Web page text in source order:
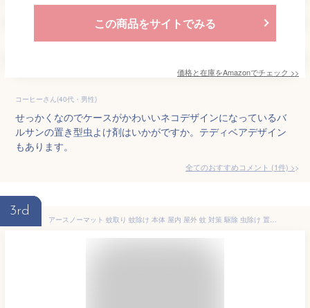
この商品をサイトでみる
価格と在庫をAmazonでチェック >>
コーヒーさん(40代・男性)
せっかくなのでケースがかわいいネコデザインになっているバ
ルサンの置き型虫よけ剤はいかがですか。テディベアデザイン
もあります。
全てのおすすめコメント (1件) >
3rd
アースノーマット 蚊取り 蚊除け 本体 屋内 屋外 蚊 対策 駆除 虫除け 置き型 無香料 60日 防除用医薬部外品